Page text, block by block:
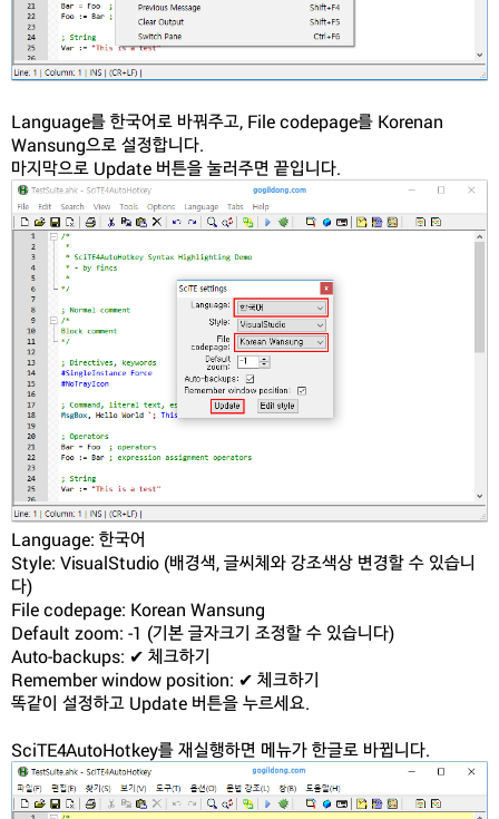
Language를 한국어로 바꿔주고, File codepage를 Korenan
Wansung으로 설정합니다.
마지막으로 Update 버튼을 눌러주면 끝입니다.
Language: 한국어
Style: VisualStudio (배경색, 글씨체와 강조색상 변경할 수 있습니
다)
File codepage: Korean Wansung
Default zoom: -1 (기본 글자크기 조정할 수 있습니다)
Auto-backups: ✔ 체크하기
Remember window position: ✔ 체크하기
똑같이 설정하고 Update 버튼을 누르세요.
SciTE4AutoHotkey를 재실행하면 메뉴가 한글로 바뀝니다.